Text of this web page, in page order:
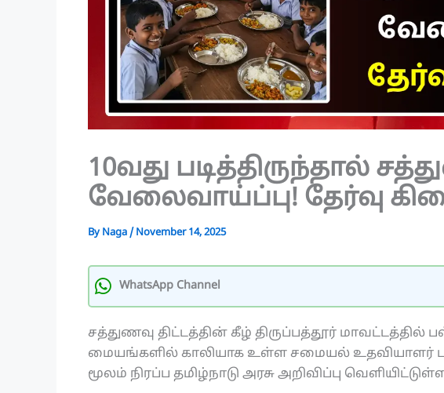
10வது படித்திருந்தால்
வேலைவாய்ப்பு! தேர்வு
By Naga/ November 14, 2025
WhatsApp Channel
சத்துணவு திட்டத்தின் கீழ் திருப்பத்தூர் மாவட்டத்தில்
மையங்களில் காலியாக உள்ள சமையல் உதவியாளர்
மூலம் நிரப்ப தமிழ்நாடு அரசு அறிவிப்பு